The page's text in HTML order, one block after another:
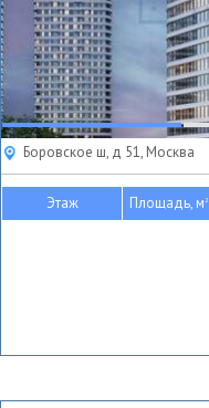
Боровское ш, д 51, Москва
Этаж Площадь, м2